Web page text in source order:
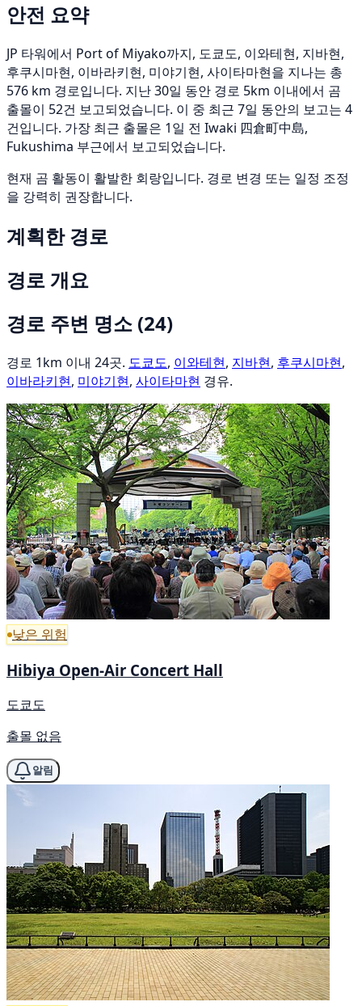
안전 요약
JP 타워에서 Port of Miyako까지, 도쿄도, 이와테현, 지바현,
후쿠시마현, 이바라키현, 미야기현, 사이타마현을 지나는 총
576 km 경로입니다. 지난 30일 동안 경로 5km 이내에서 곰
출몰이 52건 보고되었습니다. 이 중 최근 7일 동안의 보고는 4
건입니다. 가장 최근 출몰은 1일 전 Iwaki 四倉町中島,
Fukushima 부근에서 보고되었습니다.
현재 곰 활동이 활발한 회랑입니다. 경로 변경 또는 일정 조정
을 강력히 권장합니다.
계획한 경로
경로 개요
경로 주변 명소 (24)
경로 1km 이내 24곳. 도쿄도, 이와테현, 지바현, 후쿠시마현,
이바라키현, 미야기현, 사이타마현 경유.
낮은 위험
Hibiya Open-Air Concert Hall
도쿄도
출몰 없음
알림